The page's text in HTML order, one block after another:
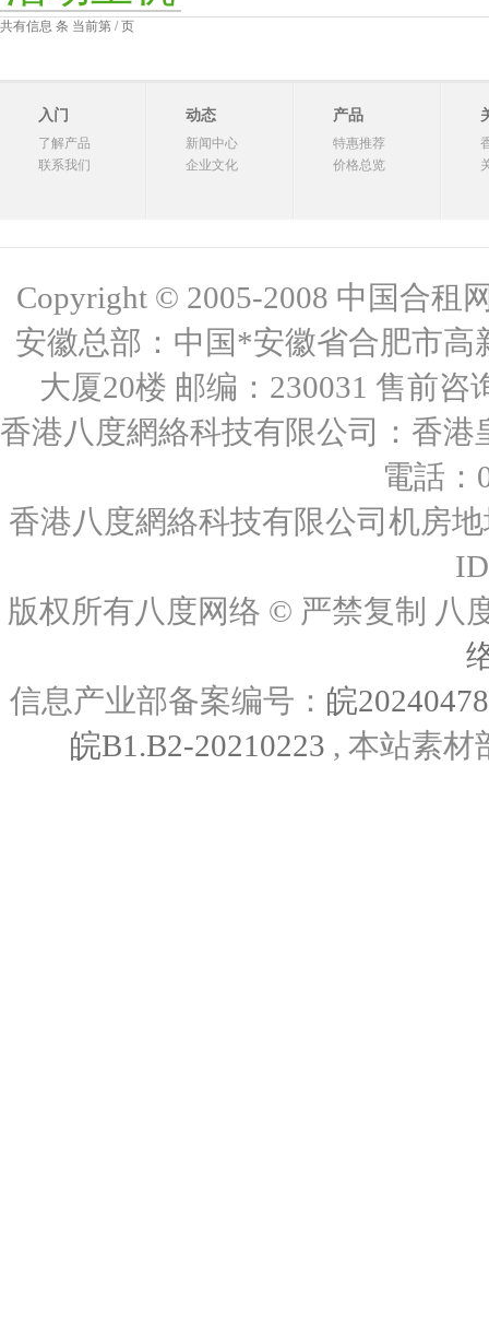
共有信息 条 当前第 / 页
入门
了解产品
联系我们
动态
新闻中心
企业文化
产品
特惠推荐
价格总览
Copyright © 2005-2008 中国合租
安徽总部：中国*安徽省合肥市
大厦20楼 邮编：230031 售前咨
香港八度網絡科技有限公司：香
電話：
香港八度網絡科技有限公司机房
版权所有八度网络 © 严禁复制
信息产业部备案编号： 皖
皖B1.B2-20210223 , 本站素材